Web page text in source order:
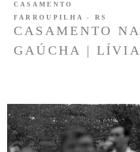
CASAMENTO
GAÚCHA |
CASAMENTO
FARROUPILHA - RS